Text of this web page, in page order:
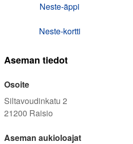
Neste-äppi
Neste-kortti
Aseman tiedot
Osoite
Siltavoudinkatu 2
21200 Raisio
Aseman aukioloajat